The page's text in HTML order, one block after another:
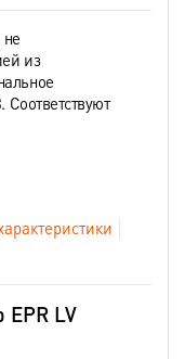
из
EPR LV